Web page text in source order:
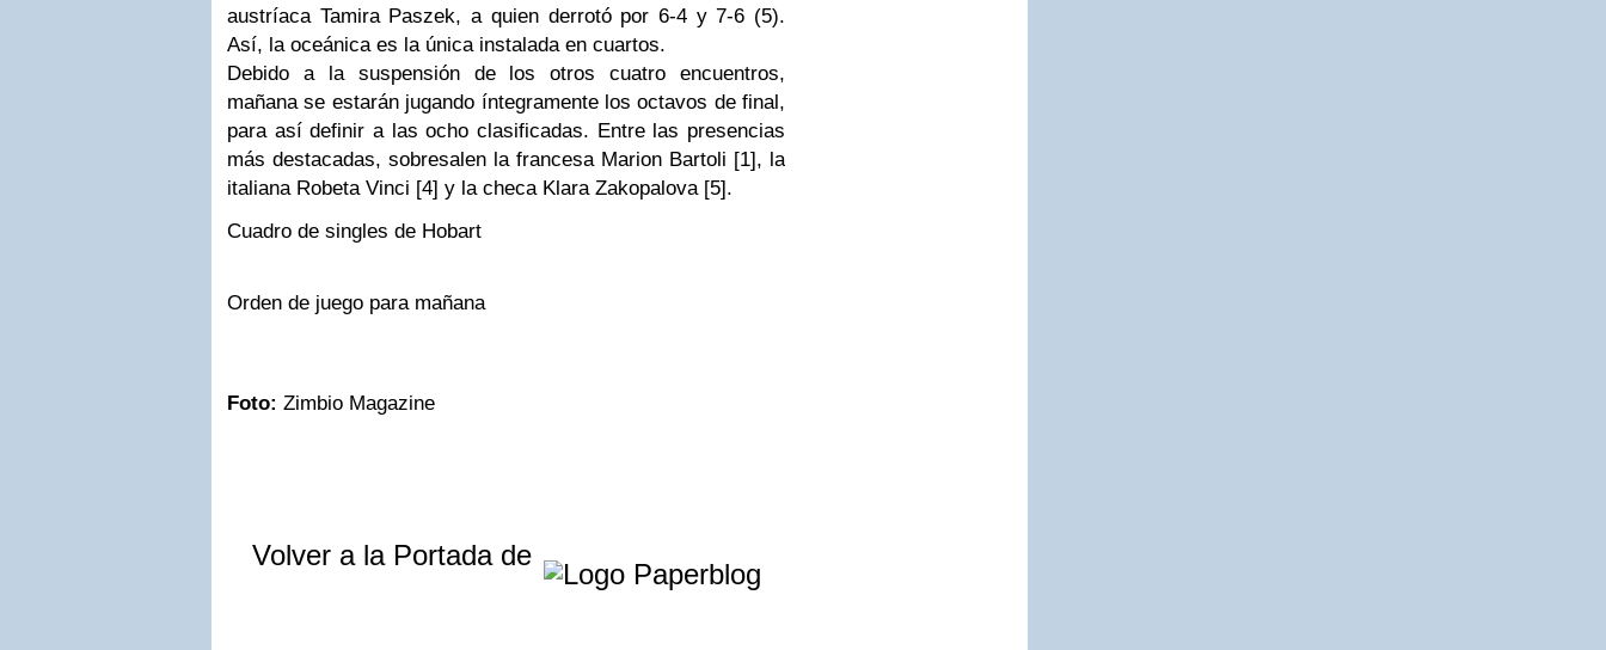
austríaca Tamira Paszek, a quien derrotó por 6-4 y 7-6 (5).
Así, la oceánica es la única instalada en cuartos.
Debido a la suspensión de los otros cuatro encuentros,
mañana se estarán jugando íntegramente los octavos de final,
para así definir a las ocho clasificadas. Entre las presencias
más destacadas, sobresalen la francesa Marion Bartoli [1], la
italiana Robeta Vinci [4] y la checa Klara Zakopalova [5].
Cuadro de singles de Hobart
Orden de juego para mañana
Foto: Zimbio Magazine
Volver a la Portada de